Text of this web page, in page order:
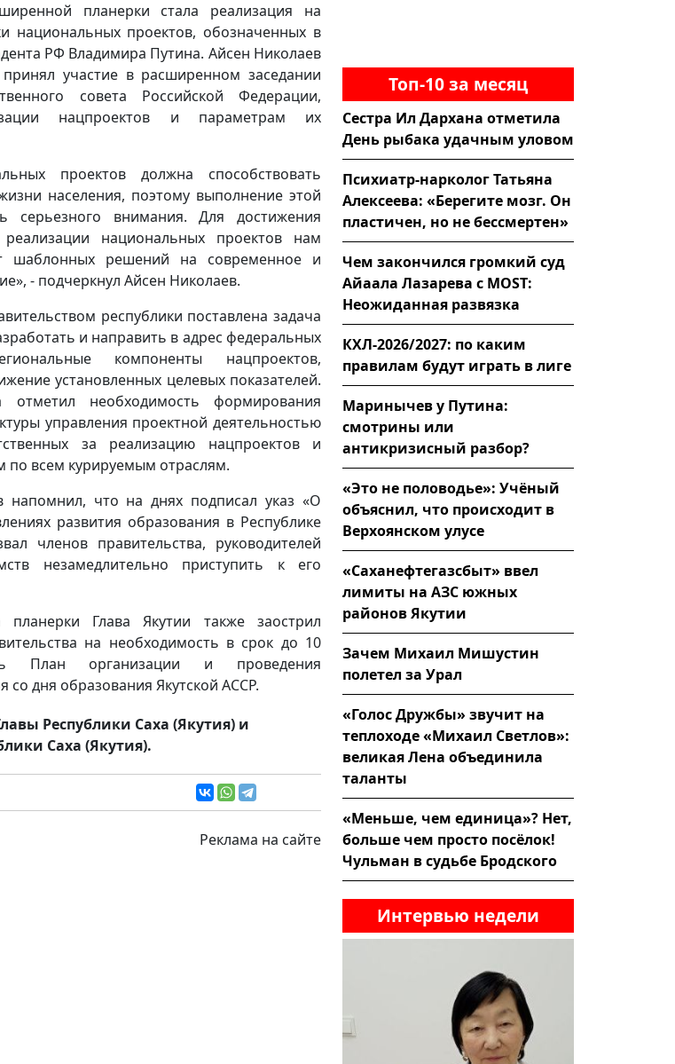
планерки стала реализация на
национальных проектов, обозначенных в
РФ Владимира Путина. Айсен Николаев
участие в расширенном заседании
совета Российской Федерации,
нацпроектов и параметрам их
проектов должна способствовать
населения, поэтому выполнение этой
серьезного внимания. Для достижения
реализации национальных проектов нам
шаблонных решений на современное и
- подчеркнул Айсен Николаев.
республики поставлена задача
и направить в адрес федеральных
компоненты нацпроектов,
установленных целевых показателей.
отметил необходимость формирования
управления проектной деятельностью
за реализацию нацпроектов и
всем курируемым отраслям.
напомнил, что на днях подписал указ «О
развития образования в Республике
членов правительства, руководителей
незамедлительно приступить к его
Глава Якутии также заострил
на необходимость в срок до 10
План организации и проведения
со дня образования Якутской АССР.
Республики Саха (Якутия) и
Саха (Якутия).
Реклама на сайте
Топ-10 за месяц
Сестра Ил Дархана отметила
День рыбака удачным уловом
Психиатр-нарколог Татьяна
Алексеева: «Берегите мозг. Он
пластичен, но не бессмертен»
Чем закончился громкий суд
Айаала Лазарева с MOST:
Неожиданная развязка
КХЛ-2026/2027: по каким
правилам будут играть в лиге
Маринычев у Путина:
смотрины или
антикризисный разбор?
«Это не половодье»: Учёный
объяснил, что происходит в
Верхоянском улусе
«Саханефтегазсбыт» ввел
лимиты на АЗС южных
районов Якутии
Зачем Михаил Мишустин
полетел за Урал
«Голос Дружбы» звучит на
теплоходе «Михаил Светлов»:
великая Лена объединила
таланты
«Меньше, чем единица»? Нет,
больше чем просто посёлок!
Чульман в судьбе Бродского
Интервью недели